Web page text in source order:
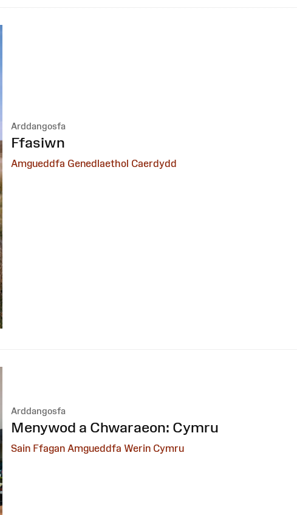
Arddangosfa
:
Ffasiwn
Amgueddfa Genedlaethol Caerdydd
Arddangosfa
:
Menywod a Chwaraeon: Cymru
Sain Ffagan Amgueddfa Werin Cymru